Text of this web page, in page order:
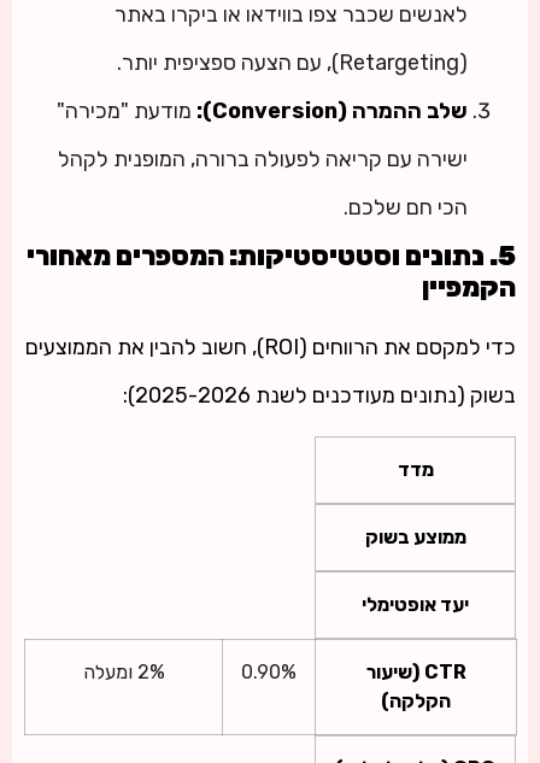
לאנשים שכבר צפו בווידאו או ביקרו באתר
(Retargeting), עם הצעה ספציפית יותר.
שלב ההמרה (Conversion):
מודעת "מכירה"
ישירה עם קריאה לפעולה ברורה, המופנית לקהל
הכי חם שלכם.
5. נתונים וסטטיסטיקות: המספרים מאחורי
הקמפיין
כדי למקסם את הרווחים (ROI), חשוב להבין את הממוצעים
בשוק (נתונים מעודכנים לשנת 2025-2026):
מדד
ממוצע בשוק
יעד אופטימלי
CTR (שיעור
הקלקה)
0.90% 2% ומעלה